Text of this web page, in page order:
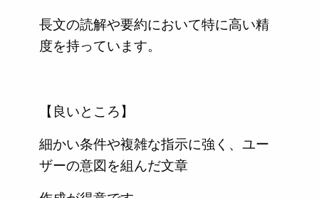
長文の読解や要約において特に高い精
度を持っています。
【良いところ】
細かい条件や複雑な指示に強く、ユー
ザーの意図を組んだ文章